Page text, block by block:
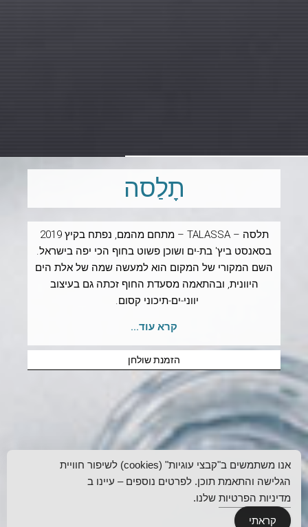
תָלַסה
תלסה – TALASSA – מתחם מהמם, נפתח בקיץ 2019
בסאנסט ביץ' בת-ים ושוכן פשוט בחוף הכי יפה בישראל.
השם המקורי של המקום הוא למעשה שמה של אלת הים
היוונית, ובהתאמה מסעדת החוף זכתה גם בעיצוב
יווני-ים-תיכוני קסום.
קרא עוד...
הזמנת שולחן
אנו משתמשים ב"קבצי עוגיות" (cookies) לשיפור חוויית
הגלישה והתאמת תוכן. לפרטים נוספים – עיינו ב
מדיניות הפרטיות שלנו.
קראתי